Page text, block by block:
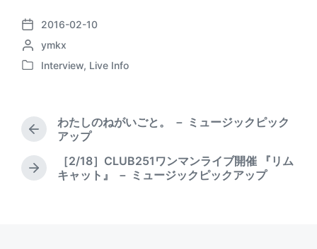
P
o
s
t
e
2016-02-10
P
o
d
b
ymkx
P
e
n
Interview, Live Info
P
e
v
わたしのねがいごと。 － ミュージックピック
アップ
N
［2/18］CLUB251ワンマンライブ開催 『リム
キャット』 － ミュージックピックアップ